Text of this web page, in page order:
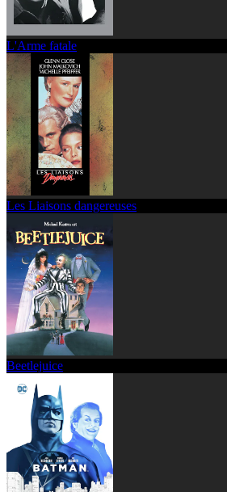
L'Arme fatale
Les Liaisons dangereuses
Beetlejuice